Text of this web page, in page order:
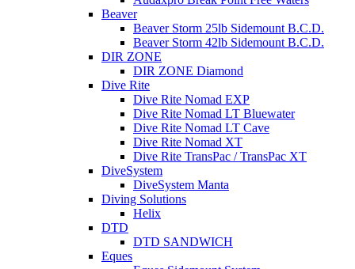
Beaver
Beaver Storm 25lb Sidemount B.C.D.
Beaver Storm 42lb Sidemount B.C.D.
DIR ZONE
DIR ZONE Diamond
Dive Rite
Dive Rite Nomad EXP
Dive Rite Nomad LT Bluewater
Dive Rite Nomad LT Cave
Dive Rite Nomad XT
Dive Rite TransPac / TransPac XT
DiveSystem
DiveSystem Manta
Diving Solutions
Helix
DTD
DTD SANDWICH
Eques